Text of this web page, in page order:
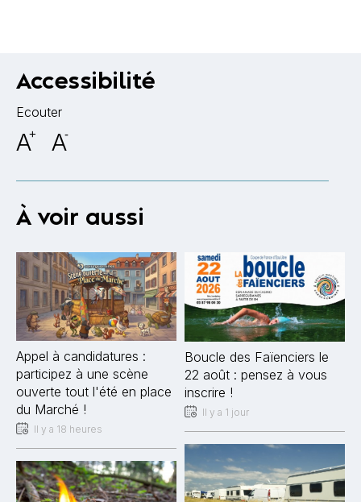
Accessibilité
Ecouter
A+ A-
À voir aussi
Appel à candidatures :
participez à une scène
ouverte tout l'été en place
du Marché !
Il y a 18 heures
Boucle des Faïenciers le
22 août : pensez à vous
inscrire !
Il y a 1 jour